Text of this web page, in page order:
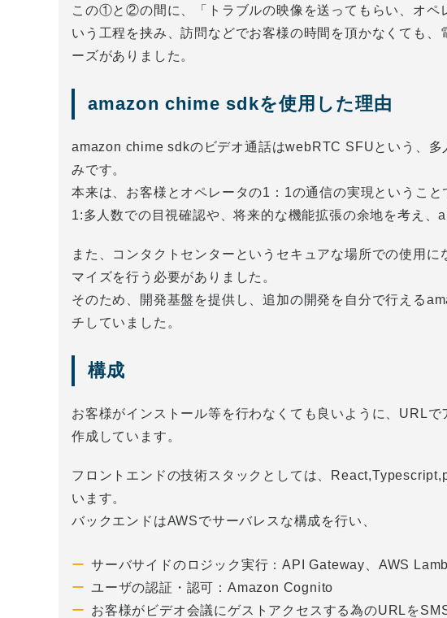
この①と②の間に、「トラブルの映像を送ってもらい、オペ
いう工程を挟み、訪問などでお客様の時間を頂かなくても
ーズがありました。
amazon chime sdkを使用した理由
amazon chime sdkのビデオ通話はwebRTC SFUという、多
みです。
本来は、お客様とオペレータの1：1の通信の実現というこ
1:多人数での目視確認や、将来的な機能拡張の余地を考え、
また、コンタクトセンターというセキュアな場所での使用
マイズを行う必要がありました。
そのため、開発基盤を提供し、追加の開発を自分で行える
チしていました。
構成
お客様がインストール等を行わなくても良いように、URL
作成しています。
フロントエンドの技術スタックとしては、
います。
バックエンドはAWSでサーバレスな構成を行い、
サーバサイドのロジック実行：API Gateway、AWS
ユーザの認証・認可：Amazon Cognito
お客様がビデオ会議にゲストアクセスする為のURLを